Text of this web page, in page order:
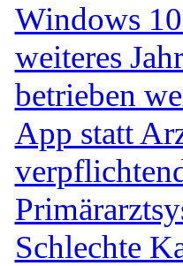
Windows
weiteres
betrieben
App statt
Schlechte